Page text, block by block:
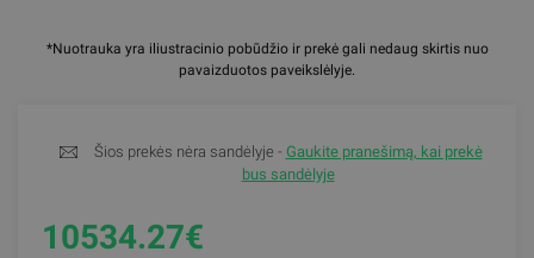
*Nuotrauka yra iliustracinio pobūdžio ir prekė gali nedaug skirtis nuo
pavaizduotos paveikslėlyje.
Šios prekės nėra sandėlyje - Gaukite pranešimą, kai prekė
bus sandėlyje
10534.27€